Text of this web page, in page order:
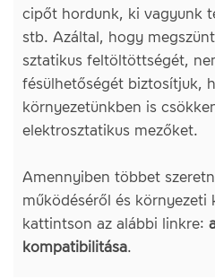
cipőt hordunk, ki vagyunk
stb. Azáltal, hogy
sztatikus feltöltöttségét,
fésülhetőségét biztosítjuk,
környezetünkben is
elektrosztatikus mezőket.
Amennyiben többet
működéséről és
kattintson az alábbi linkre:
kompatibilitása.